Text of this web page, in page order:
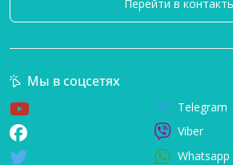
Перейти в
Мы в соцсетях
Telegram
Viber
Whatsapp